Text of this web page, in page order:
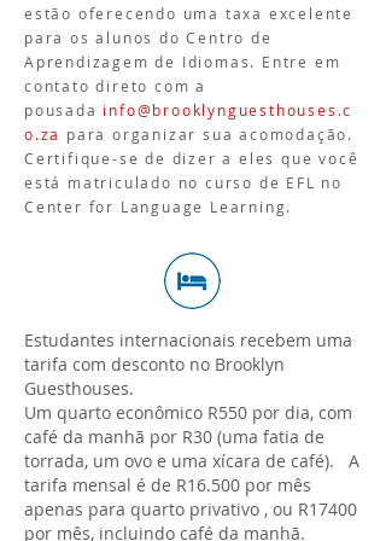
estão oferecendo uma taxa excelente
para os alunos do Centro de
Aprendizagem de Idiomas. Entre em
contato direto com a
pousada info@brooklynguesthouses.c
o.za para organizar sua acomodação.
Certifique-se de dizer a eles que você
está matriculado no curso de EFL no
Center for Language Learning.
Estudantes internacionais recebem uma
tarifa com desconto no Brooklyn
Guesthouses.
Um quarto econômico R550 por dia, com
café da manhã por R30 (uma fatia de
torrada, um ovo e uma xícara de café). A
tarifa mensal é de R16.500 por mês
apenas para quarto privativo , ou R17400
por mês, incluindo café da manhã.